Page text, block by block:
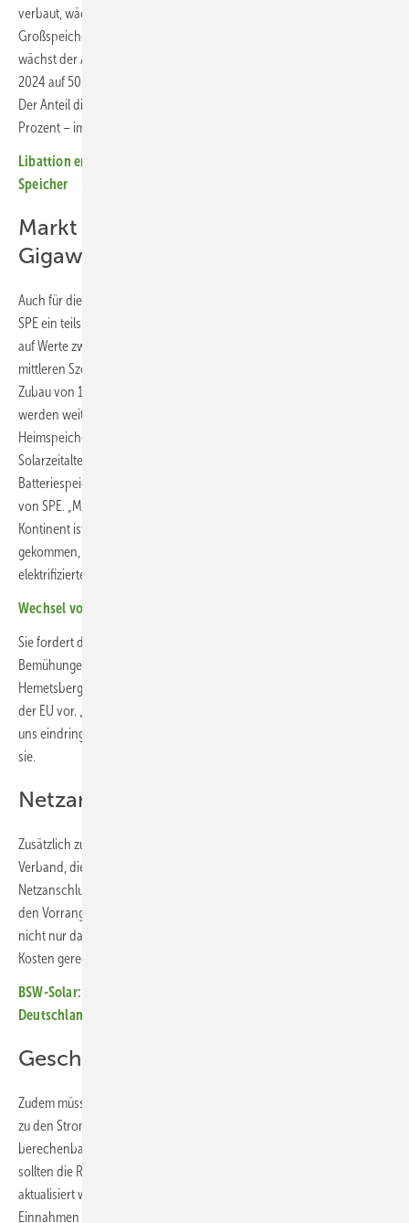
verbaut, wächst das Volumen hauptsächlich aufseiten der
Großspeicher. Während die Nachfrage nach Heimspeichern stagniert,
wächst der Anteil dieser großen Netzspeicher von 40 Prozent im Jahr
2024 auf 50 Prozent in diesem Jahr. Auch im Gewerbe tut sich was.
Der Anteil dieser Speicher am Gesamtmarkt steigt von zehn auf zwölf
Prozent – immerhin ein moderates Wachstum.
Libattion erweitert Produktionskapazität für Second-Use-
Speicher
Markt wächst bis 2029 auf 118
Gigawattstunden
Auch für die kommenden Jahre prognostizieren die Analysten von
SPE ein teils kräftiges Wachstum. So wird der Zubau bis zum Jahr 2029
auf Werte zwischen 66,6 und 183 Gigawattstunden ansteigen. Im
mittleren Szenario weist der neue Speicherreport für 2029 einen
Zubau von 118 Gigawattstunden aus. Vor allem die größeren Speicher
werden weitere Marktanteile dazugewinnen, während der
Heimspeicherbereich weiter stagniert. „Während Europa schon ins
Solarzeitalter eingetreten ist, beginnt jetzt das Zeitalter der
Batteriespeicher“, sagt Walburga Hemetsberger, Geschäftsführerin
von SPE. „Mit der Verbreitung der Solarenergie auf dem gesamten
Kontinent ist jetzt für die europäischen Entscheider die Zeit
gekommen, die Batterien in den Mittelpunkt eines flexibilisierten und
elektrifizierten Energiesystems zu rücken.“
Wechsel von den trägen Turbinen zu schnellen Umrichtern
Sie fordert die Europäische Kommission auf, dringend ihre
Bemühungen zu verdoppeln, den Speichermarkt weiter anzukurbeln.
Hemetsberger schlägt dazu einen Aktionsplan für Batteriespeicher in
der EU vor. „Der jüngste Stromausfall auf der Iberischen Halbinsel hat
uns eindringlich vor Augen geführt, warum dies so wichtig ist“, betont
sie.
Netzanschluss vereinfachen
Zusätzlich zu einem Speicher-Aktionsplan fordert der europäische
Verband, die Prozeduren und den Kostenrahmen für den
Netzanschluss von Speichern zu reformieren und Hybridsystemen
den Vorrang vor alleinigen Erzeugungsanlagen zu geben. Es gehe
nicht nur darum, den Netzzugang zu erleichtern, sondern auch die
Kosten gerecht zu verteilen.
BSW-Solar: Zwei Millionen Solarstromspeicher sind in
Deutschland installiert
Geschäftsmodelle ermöglichen
Zudem müssen die Speicher einen unbeschränkten und fairen Zugang
zu den Strommärkten bekommen. Hierbei geht es darum, stabile und
berechenbare Geschäftsmodelle für Speicher aufzubauen. Dazu
sollten die Rahmenbedingungen für die Herkunftsnachweise
aktualisiert werden und die Betreiber die Möglichkeit bekommen, die
Einnahmen zu bündeln. Außerdem ist eine Harmonisierung der